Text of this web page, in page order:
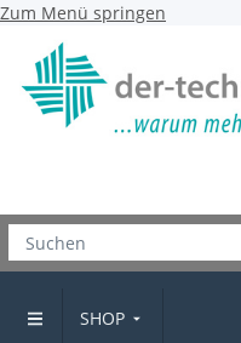
Zum Menü springen
SHOP
Knopf